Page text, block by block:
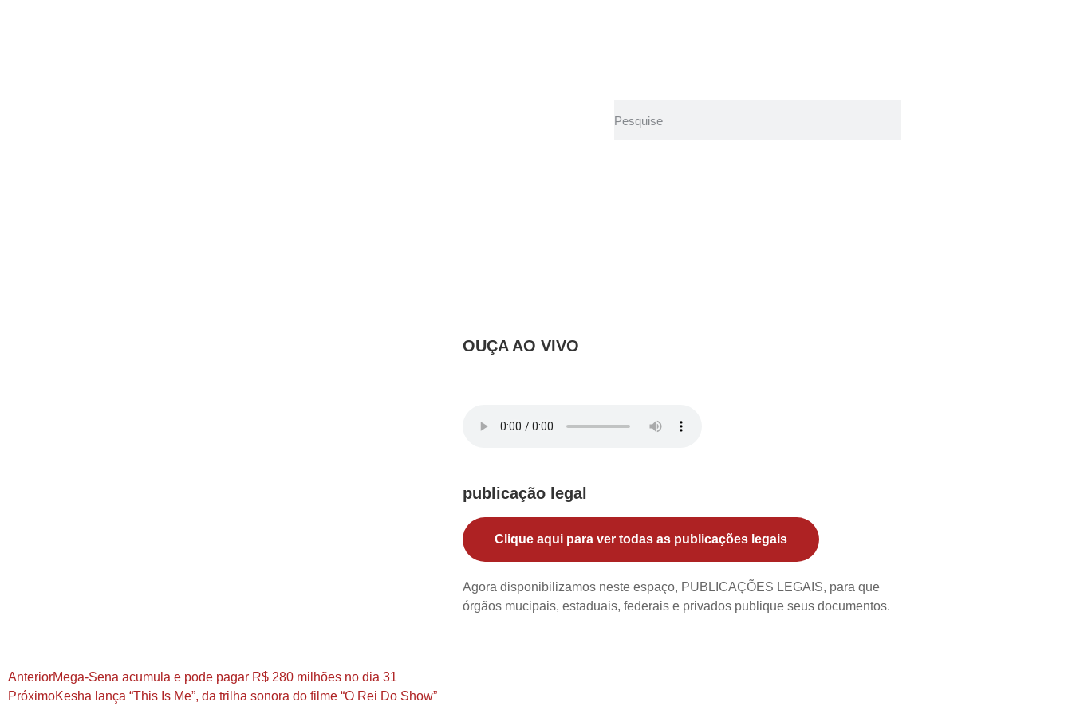
OUÇA AO VIVO
publicação legal
Clique aqui para ver todas as publicações legais
Agora disponibilizamos neste espaço, PUBLICAÇÕES LEGAIS, para que
órgãos mucipais, estaduais, federais e privados publique seus documentos.
AnteriorMega-Sena acumula e pode pagar R$ 280 milhões no dia 31
PróximoKesha lança “This Is Me”, da trilha sonora do filme “O Rei Do Show”